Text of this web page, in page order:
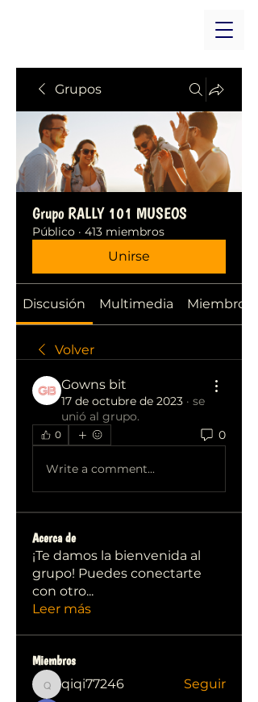
Grupos
Grupo RALLY 101 MUSEOS
Público · 413 miembros
Unirse
Discusión Multimedia Miembros
Volver
Gowns bit
17 de octubre de 2023 · se
unió al grupo.
0 0
Write a comment...
Acerca de
¡Te damos la bienvenida al
grupo! Puedes conectarte
con otro...
Leer más
Miembros
qiqi77246
qiqi77246
Seguir